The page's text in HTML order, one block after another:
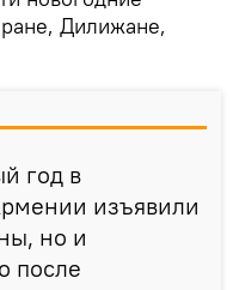
Дилижане,
год в
изъявили
но и
после